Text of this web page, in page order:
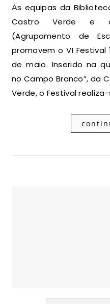
As equipas da Biblioteca da Escola Secundária de
Castro Verde e
(Agrupamento de
promovem o VI Festival
de maio. Inserido na
no Campo Branco”, da
Verde, o Festival